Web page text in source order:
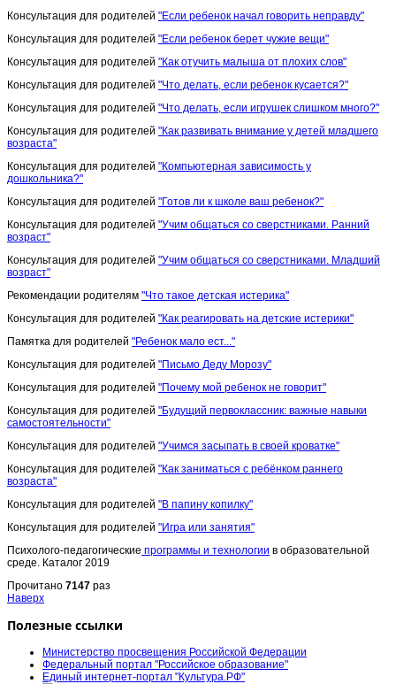
Консультация для родителей "Если ребенок начал говорить неправду"
Консультация для родителей "Если ребенок берет чужие вещи"
Консультация для родителей "Как отучить малыша от плохих слов"
Консультация для родителей "Что делать, если ребенок кусается?"
Консультация для родителей "Что делать, если игрушек слишком много?"
Консультация для родителей "Как развивать внимание у детей младшего
возраста"
Консультация для родителей "Компьютерная зависимость у
дошкольника?"
Консультация для родителей "Готов ли к школе ваш ребенок?"
Консультация для родителей "Учим общаться со сверстниками. Ранний
возраст"
Консультация для родителей "Учим общаться со сверстниками. Младший
возраст"
Рекомендации родителям "Что такое детская истерика"
Консультация для родителей "Как реагировать на детские истерики"
Памятка для родителей "Ребенок мало ест..."
Консультация для родителей "Письмо Деду Морозу"
Консультация для родителей "Почему мой ребенок не говорит"
Консультация для родителей "Будущий первоклассник: важные навыки
самостоятельности"
Консультация для родителей "Учимся засыпать в своей кроватке"
Консультация для родителей "Как заниматься с ребёнком раннего
возраста"
Консультация для родителей "В папину копилку"
Консультация для родителей "Игра или занятия"
Психолого-педагогические программы и технологии в образовательной
среде. Каталог 2019
Прочитано 7147 раз
Наверх
Полезные ссылки
Министерство просвещения Российской Федерации
Федеральный портал "Российское образование"
Единый интернет-портал "Культура.РФ"